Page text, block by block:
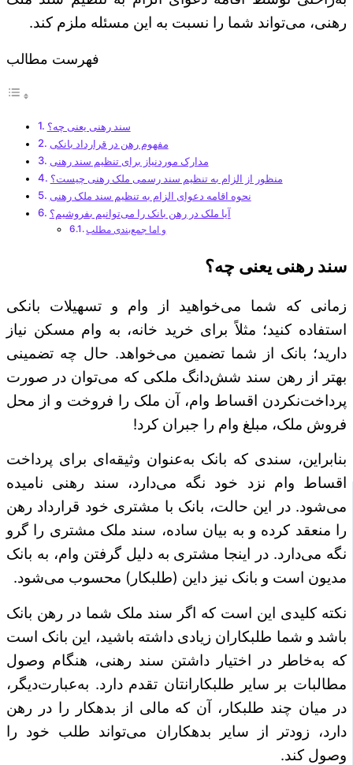
رهنی، می‌تواند شما را نسبت به این مسئله ملزم کند.
فهرست مطالب
سند رهنی یعنی چه؟
مفهوم رهن در قرارداد بانکی
مدارک موردنیاز برای تنظیم سند رهنی
منظور از الزام به تنظیم سند رسمی ملک رهنی چیست؟
نحوه اقامه دعوای الزام به تنظیم سند ملک رهنی
آیا ملک در رهن بانک را می‌توانیم بفروشیم؟
و اما جمع‌بندی مطلب
سند رهنی یعنی چه؟
زمانی که شما می‌خواهید از وام و تسهیلات بانکی
استفاده کنید؛ مثلاً برای خرید خانه، به وام مسکن نیاز
دارید؛ بانک از شما تضمین می‌خواهد. حال چه تضمینی
بهتر از رهن سند شش‌دانگ ملکی که می‌توان در صورت
پرداخت‌نکردن اقساط وام، آن ملک را فروخت و از محل
فروش ملک، مبلغ وام را جبران کرد!
بنابراین، سندی که بانک به‌عنوان وثیقه‌ای برای پرداخت
اقساط وام نزد خود نگه می‌دارد، سند رهنی نامیده
می‌شود. در این حالت، بانک با مشتری خود قرارداد رهن
را منعقد کرده و به بیان ساده، سند ملک مشتری را گرو
نگه می‌دارد. در اینجا مشتری به دلیل گرفتن وام، به بانک
مدیون است و بانک نیز داین (طلبکار) محسوب می‌شود.
نکته کلیدی این است که اگر سند ملک شما در رهن بانک
باشد و شما طلبکاران زیادی داشته باشید، این بانک است
که به‌خاطر در اختیار داشتن سند رهنی، هنگام وصول
مطالبات بر سایر طلبکارانتان تقدم دارد. به‌عبارت‌دیگر،
در میان چند طلبکار، آن که مالی از بدهکار را در رهن
دارد، زودتر از سایر بدهکاران می‌تواند طلب خود را
وصول کند.